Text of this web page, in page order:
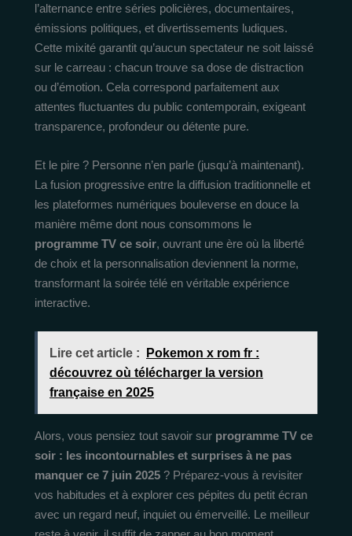
l’alternance entre séries policières, documentaires,
émissions politiques, et divertissements ludiques.
Cette mixité garantit qu’aucun spectateur ne soit laissé
sur le carreau : chacun trouve sa dose de distraction
ou d’émotion. Cela correspond parfaitement aux
attentes fluctuantes du public contemporain, exigeant
transparence, profondeur ou détente pure.
Et le pire ? Personne n’en parle (jusqu’à maintenant).
La fusion progressive entre la diffusion traditionnelle et
les plateformes numériques bouleverse en douce la
manière même dont nous consommons le
programme TV ce soir, ouvrant une ère où la liberté
de choix et la personnalisation deviennent la norme,
transformant la soirée télé en véritable expérience
interactive.
Lire cet article :
Pokemon x rom fr :
découvrez où télécharger la version
française en 2025
Alors, vous pensiez tout savoir sur programme TV ce
soir : les incontournables et surprises à ne pas
manquer ce 7 juin 2025 ? Préparez-vous à revisiter
vos habitudes et à explorer ces pépites du petit écran
avec un regard neuf, inquiet ou émerveillé. Le meilleur